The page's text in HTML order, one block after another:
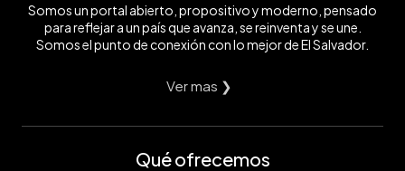
Somos un portal abierto, propositivo y moderno, pensado
para reflejar a un país que avanza, se reinventa y se une.
Somos el punto de conexión con lo mejor de El Salvador.
Ver mas ❯
Qué ofrecemos